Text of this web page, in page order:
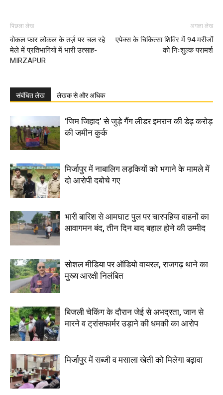
पिछला लेख
वोकल फार लोकल के तर्ज़ पर चल रहे
मेले में प्रतिभागियों में भारी उत्साह-
MIRZAPUR
अगला लेख
एपेक्स के चिकित्सा शिविर में 94 मरीजों
को निःशुल्क परामर्श
संबंधित लेख लेखक से और अधिक
‘जिम जिहाद’ से जुड़े गैंग लीडर इमरान की डेढ़ करोड़
की जमीन कुर्क
मिर्जापुर में नाबालिग लड़कियों को भगाने के मामले में
दो आरोपी दबोचे गए
भारी बारिश से आमघाट पुल पर चारपहिया वाहनों का
आवागमन बंद, तीन दिन बाद बहाल होने की उम्मीद
सोशल मीडिया पर ऑडियो वायरल, राजगढ़ थाने का
मुख्य आरक्षी निलंबित
बिजली चेकिंग के दौरान जेई से अभद्रता, जान से
मारने व ट्रांसफार्मर उड़ाने की धमकी का आरोप
मिर्जापुर में सब्जी व मसाला खेती को मिलेगा बढ़ावा